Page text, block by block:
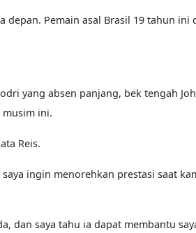
depan. Pemain asal Brasil 19 tahun ini
yang absen panjang, bek tengah
musim ini.
Reis.
ingin menorehkan prestasi saat
dan saya tahu ia dapat membantu